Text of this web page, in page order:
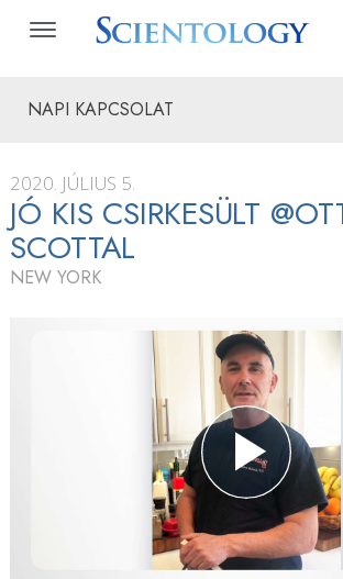
NAPI KAPCSOLAT
2020. JÚLIUS 5.
JÓ KIS CSIRKESÜLT
SCOTTAL
NEW YORK